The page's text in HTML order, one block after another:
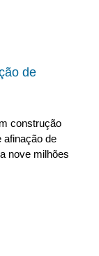
de
construção
afinação de
nove milhões